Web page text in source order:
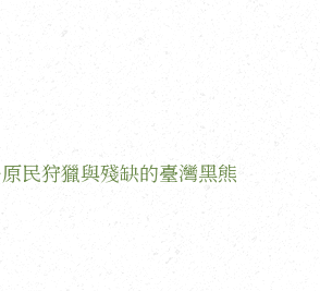
民狩獵與殘缺的臺灣黑熊